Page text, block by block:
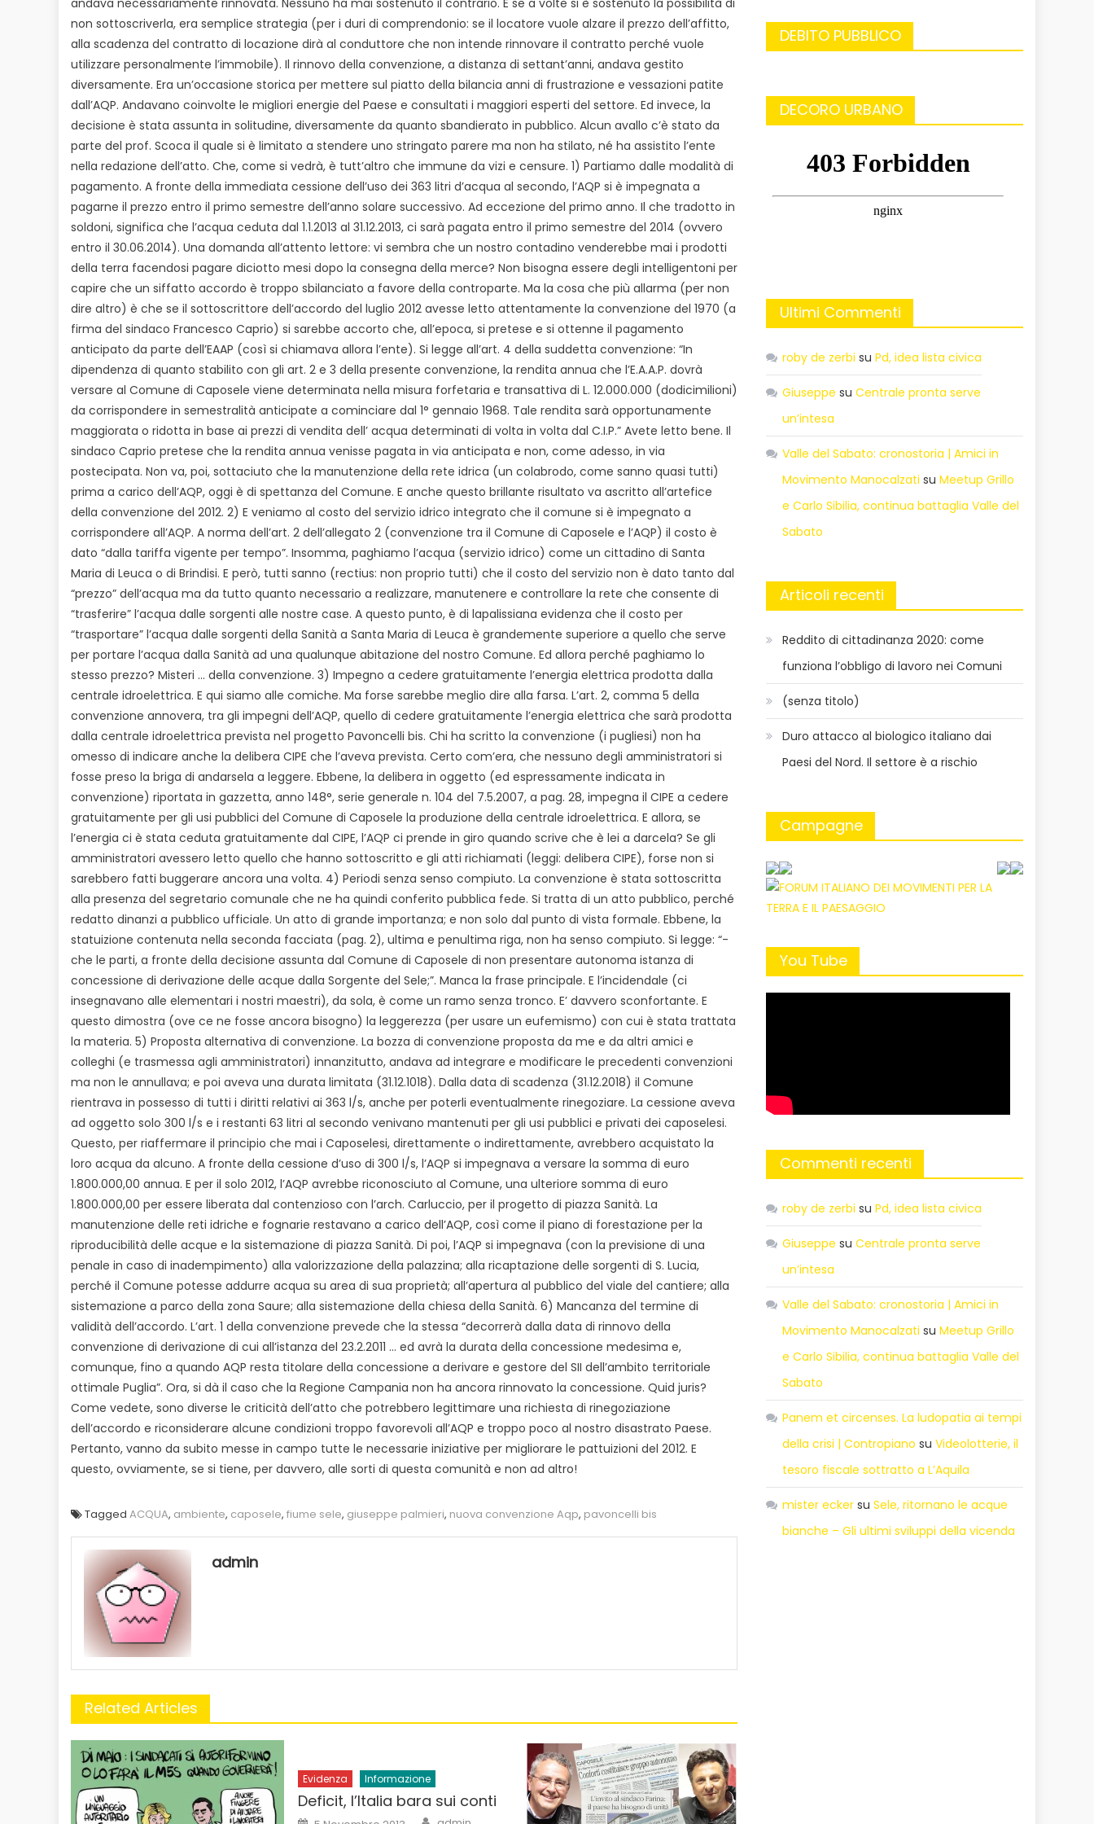
non sottoscriverla, era semplice strategia (per i duri di comprendonio: se il locatore vuole alzare il prezzo dell’affitto,
alla scadenza del contratto di locazione dirà al conduttore che non intende rinnovare il contratto perché vuole
utilizzare personalmente l’immobile). Il rinnovo della convenzione, a distanza di settant’anni, andava gestito
diversamente. Era un’occasione storica per mettere sul piatto della bilancia anni di frustrazione e vessazioni patite
dall’AQP. Andavano coinvolte le migliori energie del Paese e consultati i maggiori esperti del settore. Ed invece, la
decisione è stata assunta in solitudine, diversamente da quanto sbandierato in pubblico. Alcun avallo c’è stato da
parte del prof. Scoca il quale si è limitato a stendere uno stringato parere ma non ha stilato, né ha assistito l’ente
nella redazione dell’atto. Che, come si vedrà, è tutt’altro che immune da vizi e censure. 1) Partiamo dalle modalità di
pagamento. A fronte della immediata cessione dell’uso dei 363 litri d’acqua al secondo, l’AQP si è impegnata a
pagarne il prezzo entro il primo semestre dell’anno solare successivo. Ad eccezione del primo anno. Il che tradotto in
soldoni, significa che l’acqua ceduta dal 1.1.2013 al 31.12.2013, ci sarà pagata entro il primo semestre del 2014 (ovvero
entro il 30.06.2014). Una domanda all’attento lettore: vi sembra che un nostro contadino venderebbe mai i prodotti
della terra facendosi pagare diciotto mesi dopo la consegna della merce? Non bisogna essere degli intelligentoni per
capire che un siffatto accordo è troppo sbilanciato a favore della controparte. Ma la cosa che più allarma (per non
dire altro) è che se il sottoscrittore dell’accordo del luglio 2012 avesse letto attentamente la convenzione del 1970 (a
firma del sindaco Francesco Caprio) si sarebbe accorto che, all’epoca, si pretese e si ottenne il pagamento
anticipato da parte dell’EAAP (così si chiamava allora l’ente). Si legge all’art. 4 della suddetta convenzione: “In
dipendenza di quanto stabilito con gli art. 2 e 3 della presente convenzione, la rendita annua che l’E.A.A.P. dovrà
versare al Comune di Caposele viene determinata nella misura forfetaria e transattiva di L. 12.000.000 (dodicimilioni)
da corrispondere in semestralità anticipate a cominciare dal 1° gennaio 1968. Tale rendita sarà opportunamente
maggiorata o ridotta in base ai prezzi di vendita dell’ acqua determinati di volta in volta dal C.I.P.” Avete letto bene. Il
sindaco Caprio pretese che la rendita annua venisse pagata in via anticipata e non, come adesso, in via
postecipata. Non va, poi, sottaciuto che la manutenzione della rete idrica (un colabrodo, come sanno quasi tutti)
prima a carico dell’AQP, oggi è di spettanza del Comune. E anche questo brillante risultato va ascritto all’artefice
della convenzione del 2012. 2) E veniamo al costo del servizio idrico integrato che il comune si è impegnato a
corrispondere all’AQP. A norma dell’art. 2 dell’allegato 2 (convenzione tra il Comune di Caposele e l’AQP) il costo è
dato “dalla tariffa vigente per tempo”. Insomma, paghiamo l’acqua (servizio idrico) come un cittadino di Santa
Maria di Leuca o di Brindisi. E però, tutti sanno (rectius: non proprio tutti) che il costo del servizio non è dato tanto dal
“prezzo” dell’acqua ma da tutto quanto necessario a realizzare, manutenere e controllare la rete che consente di
“trasferire” l’acqua dalle sorgenti alle nostre case. A questo punto, è di lapalissiana evidenza che il costo per
“trasportare” l’acqua dalle sorgenti della Sanità a Santa Maria di Leuca è grandemente superiore a quello che serve
per portare l’acqua dalla Sanità ad una qualunque abitazione del nostro Comune. Ed allora perché paghiamo lo
stesso prezzo? Misteri … della convenzione. 3) Impegno a cedere gratuitamente l’energia elettrica prodotta dalla
centrale idroelettrica. E qui siamo alle comiche. Ma forse sarebbe meglio dire alla farsa. L’art. 2, comma 5 della
convenzione annovera, tra gli impegni dell’AQP, quello di cedere gratuitamente l’energia elettrica che sarà prodotta
dalla centrale idroelettrica prevista nel progetto Pavoncelli bis. Chi ha scritto la convenzione (i pugliesi) non ha
omesso di indicare anche la delibera CIPE che l’aveva prevista. Certo com’era, che nessuno degli amministratori si
fosse preso la briga di andarsela a leggere. Ebbene, la delibera in oggetto (ed espressamente indicata in
convenzione) riportata in gazzetta, anno 148°, serie generale n. 104 del 7.5.2007, a pag. 28, impegna il CIPE a cedere
gratuitamente per gli usi pubblici del Comune di Caposele la produzione della centrale idroelettrica. E allora, se
l’energia ci è stata ceduta gratuitamente dal CIPE, l’AQP ci prende in giro quando scrive che è lei a darcela? Se gli
amministratori avessero letto quello che hanno sottoscritto e gli atti richiamati (leggi: delibera CIPE), forse non si
sarebbero fatti buggerare ancora una volta. 4) Periodi senza senso compiuto. La convenzione è stata sottoscritta
alla presenza del segretario comunale che ne ha quindi conferito pubblica fede. Si tratta di un atto pubblico, perché
redatto dinanzi a pubblico ufficiale. Un atto di grande importanza; e non solo dal punto di vista formale. Ebbene, la
statuizione contenuta nella seconda facciata (pag. 2), ultima e penultima riga, non ha senso compiuto. Si legge: “-
che le parti, a fronte della decisione assunta dal Comune di Caposele di non presentare autonoma istanza di
concessione di derivazione delle acque dalla Sorgente del Sele;”. Manca la frase principale. E l’incidendale (ci
insegnavano alle elementari i nostri maestri), da sola, è come un ramo senza tronco. E’ davvero sconfortante. E
questo dimostra (ove ce ne fosse ancora bisogno) la leggerezza (per usare un eufemismo) con cui è stata trattata
la materia. 5) Proposta alternativa di convenzione. La bozza di convenzione proposta da me e da altri amici e
colleghi (e trasmessa agli amministratori) innanzitutto, andava ad integrare e modificare le precedenti convenzioni
ma non le annullava; e poi aveva una durata limitata (31.12.1018). Dalla data di scadenza (31.12.2018) il Comune
rientrava in possesso di tutti i diritti relativi ai 363 l/s, anche per poterli eventualmente rinegoziare. La cessione aveva
ad oggetto solo 300 l/s e i restanti 63 litri al secondo venivano mantenuti per gli usi pubblici e privati dei caposelesi.
Questo, per riaffermare il principio che mai i Caposelesi, direttamente o indirettamente, avrebbero acquistato la
loro acqua da alcuno. A fronte della cessione d’uso di 300 l/s, l’AQP si impegnava a versare la somma di euro
1.800.000,00 annua. E per il solo 2012, l’AQP avrebbe riconosciuto al Comune, una ulteriore somma di euro
1.800.000,00 per essere liberata dal contenzioso con l’arch. Carluccio, per il progetto di piazza Sanità. La
manutenzione delle reti idriche e fognarie restavano a carico dell’AQP, così come il piano di forestazione per la
riproducibilità delle acque e la sistemazione di piazza Sanità. Di poi, l’AQP si impegnava (con la previsione di una
penale in caso di inadempimento) alla valorizzazione della palazzina; alla ricaptazione delle sorgenti di S. Lucia,
perché il Comune potesse addurre acqua su area di sua proprietà; all’apertura al pubblico del viale del cantiere; alla
sistemazione a parco della zona Saure; alla sistemazione della chiesa della Sanità. 6) Mancanza del termine di
validità dell’accordo. L’art. 1 della convenzione prevede che la stessa “decorrerà dalla data di rinnovo della
convenzione di derivazione di cui all’istanza del 23.2.2011 … ed avrà la durata della concessione medesima e,
comunque, fino a quando AQP resta titolare della concessione a derivare e gestore del SII dell’ambito territoriale
ottimale Puglia”. Ora, si dà il caso che la Regione Campania non ha ancora rinnovato la concessione. Quid juris?
Come vedete, sono diverse le criticità dell’atto che potrebbero legittimare una richiesta di rinegoziazione
dell’accordo e riconsiderare alcune condizioni troppo favorevoli all’AQP e troppo poco al nostro disastrato Paese.
Pertanto, vanno da subito messe in campo tutte le necessarie iniziative per migliorare le pattuizioni del 2012. E
questo, ovviamente, se si tiene, per davvero, alle sorti di questa comunità e non ad altro!
Tagged ACQUA, ambiente, caposele, fiume sele, giuseppe palmieri, nuova convenzione Aqp, pavoncelli bis
admin
Related Articles
Evidenza Informazione
Deficit, l’Italia bara sui conti
Posted Author
DEBITO PUBBLICO
DECORO URBANO
Ultimi Commenti
roby de zerbi suPd, idea lista civica
Giuseppe suCentrale pronta serve
un’intesa
Valle del Sabato: cronostoria | Amici in
Movimento Manocalzati suMeetup Grillo
e Carlo Sibilia, continua battaglia Valle del
Sabato
Articoli recenti
Reddito di cittadinanza 2020: come
funziona l’obbligo di lavoro nei Comuni
(senza titolo)
Duro attacco al biologico italiano dai
Paesi del Nord. Il settore è a rischio
Campagne
You Tube
Commenti recenti
roby de zerbi suPd, idea lista civica
Giuseppe suCentrale pronta serve
un’intesa
Valle del Sabato: cronostoria | Amici in
Movimento Manocalzati suMeetup Grillo
e Carlo Sibilia, continua battaglia Valle del
Sabato
Panem et circenses. La ludopatia ai tempi
della crisi | Contropiano suVideolotterie, il
tesoro fiscale sottratto a L’Aquila
mister ecker suSele, ritornano le acque
bianche – Gli ultimi sviluppi della vicenda